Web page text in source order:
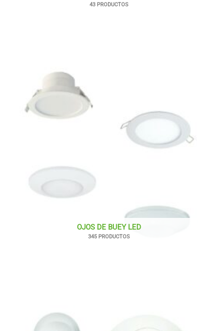
43 PRODUCTOS
OJOS DE BUEY LED
345 PRODUCTOS